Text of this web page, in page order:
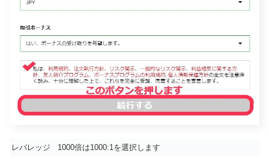
レバレッジ
1000倍は1000:1を選択します